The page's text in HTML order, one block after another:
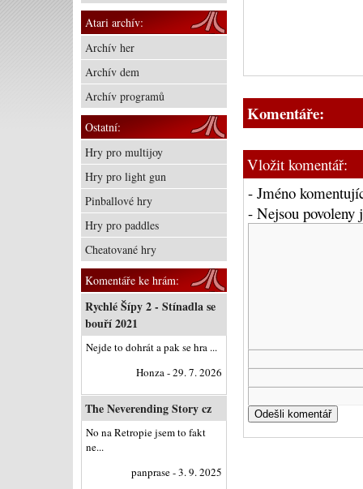
Komentáře:
Vložit komentář:
- Jméno
- Nejsou
Atari archív:
Archív her
Archív dem
Archív programů
Ostatní:
Hry pro multijoy
Hry pro light gun
Pinballové hry
Hry pro paddles
Cheatované hry
Komentáře ke hrám:
Rychlé Šípy 2 - Stínadla se
bouří 2021
Nejde to dohrát a pak se hra ...
Honza - 29. 7. 2026
The Neverending Story cz
No na Retropie jsem to fakt
ne...
panprase - 3. 9. 2025